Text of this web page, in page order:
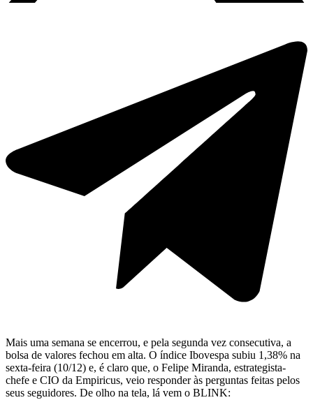
Mais uma semana se encerrou, e pela segunda vez consecutiva, a
bolsa de valores fechou em alta. O índice Ibovespa subiu 1,38% na
sexta-feira (10/12) e, é claro que, o Felipe Miranda, estrategista-
chefe e CIO da Empiricus, veio responder às perguntas feitas pelos
seus seguidores. De olho na tela, lá vem o BLINK: